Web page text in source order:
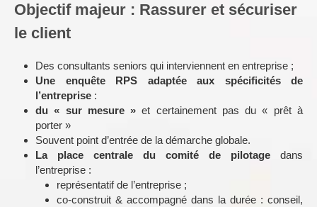
Objectif majeur : Rassurer et sécuriser
le client
Des consultants seniors qui interviennent en entreprise ;
Une enquête RPS adaptée aux spécificités de
l’entreprise :
du « sur mesure »et certainement pas du « prêt à
porter »
Souvent point d’entrée de la démarche globale.
La place centrale du comité de pilotage dans
l’entreprise :
représentatif de l’entreprise ;
co-construit & accompagné dans la durée : conseil,